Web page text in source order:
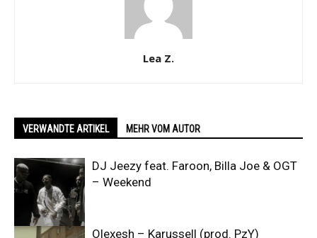
Lea Z.
VERWANDTE ARTIKEL MEHR VOM AUTOR
DJ Jeezy feat. Faroon, Billa Joe & OGT
– Weekend
Olexesh – Karussell (prod. PzY)